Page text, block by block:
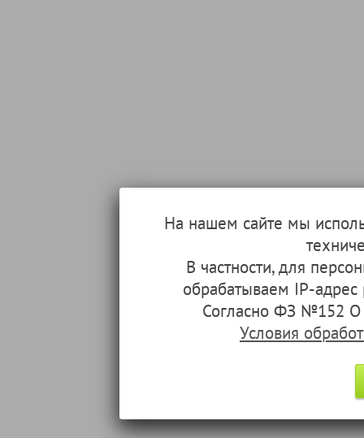
На нашем сайте мы
В частности, для
обрабатываем IP-
Согласно ФЗ №152 О
Условия